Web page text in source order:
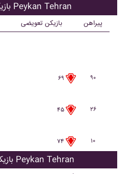
بازیکنان اصلی Peykan Tehran
بازیکن تعویضی پیراهن
۶۹
۹۰
۴۵
۲۶
۷۴ ۱۰
بازیکن تعویضی Peykan Tehran